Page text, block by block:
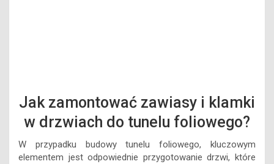
Jak zamontować zawiasy i klamki
w drzwiach do tunelu foliowego?
W przypadku budowy tunelu foliowego, kluczowym
elementem jest odpowiednie przygotowanie drzwi, które